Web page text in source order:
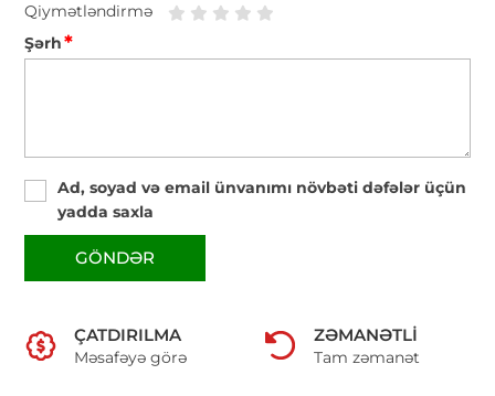
Qiymətləndirmə
Şərh*
Ad, soyad və email ünvanımı növbəti dəfələr üçün
yadda saxla
GÖNDƏR
ÇATDIRILMA
Məsafəyə görə
ZƏMANƏTLI
Tam zəmanət